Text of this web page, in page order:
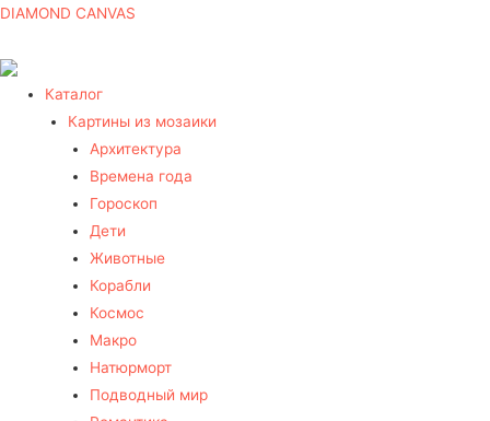
DIAMOND CANVAS
Каталог
Картины из мозаики
Архитектура
Времена года
Гороскоп
Дети
Животные
Корабли
Космос
Макро
Натюрморт
Подводный мир